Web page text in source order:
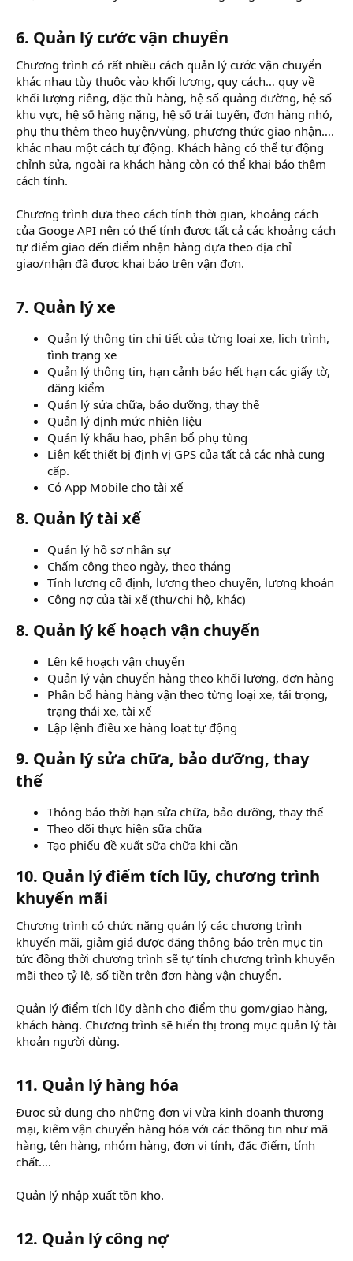
6. Quản lý cước vận chuyển
Chương trình có rất nhiều cách quản lý cước vận chuyển
khác nhau tùy thuộc vào khối lượng, quy cách… quy về
khối lượng riêng, đặc thù hàng, hệ số quảng đường, hệ số
khu vực, hệ số hàng nặng, hệ số trái tuyến, đơn hàng nhỏ,
phụ thu thêm theo huyện/vùng, phương thức giao nhận….
khác nhau một cách tự động. Khách hàng có thể tự động
chỉnh sửa, ngoài ra khách hàng còn có thể khai báo thêm
cách tính.
Chương trình dựa theo cách tính thời gian, khoảng cách
của Googe API nên có thể tính được tất cả các khoảng cách
tự điểm giao đến điểm nhận hàng dựa theo địa chỉ
giao/nhận đã được khai báo trên vận đơn.
7. Quản lý xe
Quản lý thông tin chi tiết của từng loại xe, lịch trình,
tình trạng xe
Quản lý thông tin, hạn cảnh báo hết hạn các giấy tờ,
đăng kiểm
Quản lý sửa chữa, bảo dưỡng, thay thế
Quản lý định mức nhiên liệu
Quản lý khấu hao, phân bổ phụ tùng
Liên kết thiết bị định vị GPS của tất cả các nhà cung
cấp.
Có App Mobile cho tài xế
8. Quản lý tài xế
Quản lý hồ sơ nhân sự
Chấm công theo ngày, theo tháng
Tính lương cố định, lương theo chuyến, lương khoán
Công nợ của tài xế (thu/chi hộ, khác)
8. Quản lý kế hoạch vận chuyển
Lên kế hoạch vận chuyển
Quản lý vận chuyển hàng theo khối lượng, đơn hàng
Phân bổ hàng hàng vận theo từng loại xe, tải trọng,
trạng thái xe, tài xế
Lập lệnh điều xe hàng loạt tự động
9. Quản lý sửa chữa, bảo dưỡng, thay
thế
Thông báo thời hạn sửa chữa, bảo dưỡng, thay thế
Theo dõi thực hiện sữa chữa
Tạo phiếu đề xuất sữa chữa khi cần
10. Quản lý điểm tích lũy, chương trình
khuyến mãi
Chương trình có chức năng quản lý các chương trình
khuyến mãi, giảm giá được đăng thông báo trên mục tin
tức đồng thời chương trình sẽ tự tính chương trình khuyến
mãi theo tỷ lệ, số tiền trên đơn hàng vận chuyển.
Quản lý điểm tích lũy dành cho điểm thu gom/giao hàng,
khách hàng. Chương trình sẽ hiển thị trong mục quản lý tài
khoản người dùng.
11. Quản lý hàng hóa
Được sử dụng cho những đơn vị vừa kinh doanh thương
mại, kiêm vận chuyển hàng hóa với các thông tin như mã
hàng, tên hàng, nhóm hàng, đơn vị tính, đặc điểm, tính
chất….
Quản lý nhập xuất tồn kho.
12. Quản lý công nợ